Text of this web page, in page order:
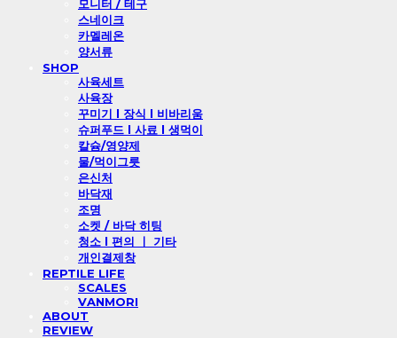
모니터 / 테구
스네이크
카멜레온
양서류
SHOP
사육세트
사육장
꾸미기 l 장식 l 비바리움
슈퍼푸드 l 사료 l 생먹이
칼슘/영양제
물/먹이그릇
은신처
바닥재
조명
소켓 / 바닥 히팅
청소 l 편의 ㅣ 기타
개인결제창
REPTILE LIFE
SCALES
VANMORI
ABOUT
REVIEW